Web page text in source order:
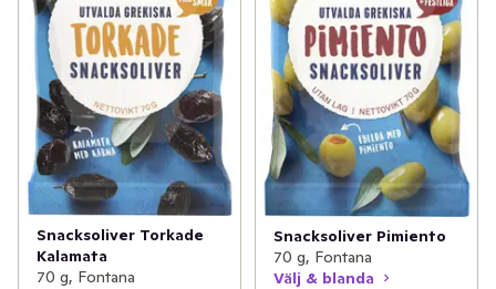
Snacksoliver Torkade
Kalamata
70 g, Fontana
Snacksoliver Pimiento
70 g, Fontana
Välj & blanda